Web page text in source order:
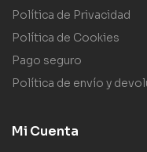
Política de Privacidad
Política de Cookies
Pago seguro
Política de envío y
Mi Cuenta